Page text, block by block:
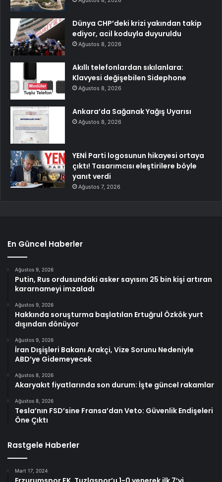
Dünya CHP’deki krizi yakından takip
ediyor, acil koduyla duyuruldu
Ağustos 8, 2026
Akıllı telefonlardan sıkılanlara:
Klavyesi değişebilen Sidephone
Ağustos 8, 2026
Ankara’da Sağanak Yağış Uyarısı
Ağustos 8, 2026
YENİ Parti logosunun hikayesi ortaya
çıktı! Tasarımcısı eleştirilere böyle
yanıt verdi
Ağustos 7, 2026
En Güncel Haberler
Ağustos 9, 2026
Putin, Rus ordusundaki asker sayısını 25 bin kişi artıran
kararnameyi imzaladı
Ağustos 9, 2026
Hakkında soruşturma başlatılan Ertuğrul Özkök yurt
dışından dönüyor
Ağustos 9, 2026
İran Dışişleri Bakanı Arakçi, Vize Sorunu Nedeniyle
ABD’ye Gidemeyecek
Ağustos 8, 2026
Akaryakıt fiyatlarında son durum: İşte güncel rakamlar
Ağustos 8, 2026
Tesla’nın FSD’sine Fransa’dan Veto: Güvenlik Endişeleri
Öne Çıktı
Rastgele Haberler
Mart 17, 2024